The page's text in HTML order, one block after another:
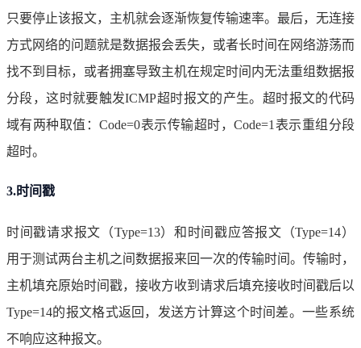
只要停止该报文，主机就会逐渐恢复传输速率。最后，无连接
方式网络的问题就是数据报会丢失，或者长时间在网络游荡而
找不到目标，或者拥塞导致主机在规定时间内无法重组数据报
分段，这时就要触发ICMP超时报文的产生。超时报文的代码
域有两种取值：Code=0表示传输超时，Code=1表示重组分段
超时。
3.时间戳
时间戳请求报文（Type=13）和时间戳应答报文（Type=14）
用于测试两台主机之间数据报来回一次的传输时间。传输时，
主机填充原始时间戳，接收方收到请求后填充接收时间戳后以
Type=14的报文格式返回，发送方计算这个时间差。一些系统
不响应这种报文。